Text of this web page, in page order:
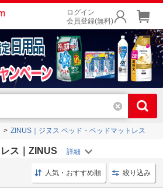
ログイン
会員登録(無料)
ZINUS｜ジヌス ベッド・ベッドマットレス
レス｜ZINUS
ベッドフレーム インテリア
人気・おすすめ順 絞り込み